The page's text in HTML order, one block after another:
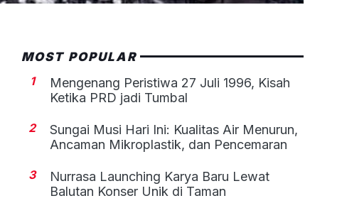
MOST POPULAR
1
Mengenang Peristiwa 27 Juli 1996, Kisah
Ketika PRD jadi Tumbal
2
Sungai Musi Hari Ini: Kualitas Air Menurun,
Ancaman Mikroplastik, dan Pencemaran
3
Nurrasa Launching Karya Baru Lewat
Balutan Konser Unik di Taman